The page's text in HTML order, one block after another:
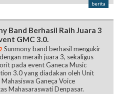
berita
Band Berhasil Raih Juara 3
GMC 3.0.
Sunmony band berhasil mengukir
meraih juara 3, sekaligus
pada event Ganeca Music
3.0 yang diadakan oleh Unit
Ganeça Voice
Mahasaraswati Denpasar.